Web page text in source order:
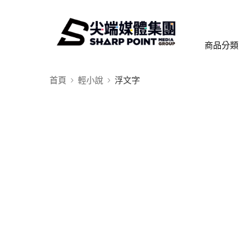
商品分類
首頁 輕小說 浮文字